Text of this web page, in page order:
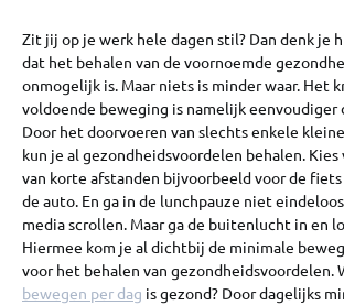
Zit jij op je werk hele dagen stil? Dan denk je
dat het behalen van de voornoemde
onmogelijk is. Maar niets is minder waar. Het
voldoende beweging is namelijk eenvoudiger
Door het doorvoeren van slechts enkele
kun je al gezondheidsvoordelen behalen.
van korte afstanden bijvoorbeeld voor de
de auto. En ga in de lunchpauze niet
media scrollen. Maar ga de buitenlucht in en
Hiermee kom je al dichtbij de minimale
voor het behalen van gezondheidsvoordelen.
bewegen per dag is gezond? Door dagelijks